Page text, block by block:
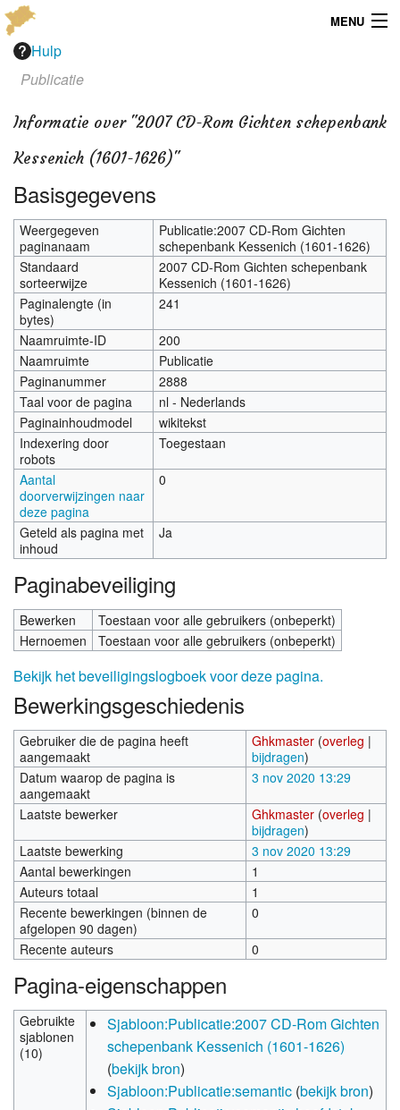
MENU
Menu
Locaties
Kaarten
Overig
Verenigingsinfo
Hulp
Publicatie
Informatie over "2007 CD-Rom Gichten schepenbank
Kessenich (1601-1626)"
Basisgegevens
Weergegeven
paginanaam
Publicatie:2007 CD-Rom Gichten
schepenbank Kessenich (1601-1626)
Standaard
sorteerwijze
2007 CD-Rom Gichten schepenbank
Kessenich (1601-1626)
Paginalengte (in
bytes)
241
Naamruimte-ID
200
Naamruimte
Publicatie
Paginanummer
2888
Taal voor de pagina
nl - Nederlands
Paginainhoudmodel
wikitekst
Indexering door
robots
Toegestaan
Aantal
doorverwijzingen naar
deze pagina
0
Geteld als pagina met
inhoud
Ja
Paginabeveiliging
Bewerken
Toestaan voor alle gebruikers (onbeperkt)
Hernoemen
Toestaan voor alle gebruikers (onbeperkt)
Bekijk het beveiligingslogboek voor deze pagina.
Bewerkingsgeschiedenis
Gebruiker die de pagina heeft
aangemaakt
Ghkmaster (overleg |
bijdragen)
Datum waarop de pagina is
aangemaakt
3 nov 2020 13:29
Laatste bewerker Ghkmaster (overleg |
bijdragen)
Laatste bewerking
3 nov 2020 13:29
Aantal bewerkingen
1
Auteurs totaal
1
Recente bewerkingen (binnen de
afgelopen 90 dagen)
0
Recente auteurs 0
Pagina-eigenschappen
Gebruikte
sjablonen
(10)
Sjabloon:Publicatie:2007 CD-Rom Gichten
schepenbank Kessenich (1601-1626)
(bekijk bron)
Sjabloon:Publicatie:semantic (bekijk bron)